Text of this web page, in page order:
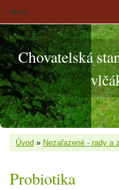
Chovatelská
Úvod » Nezařazené - rady a
Probiotika
Menu